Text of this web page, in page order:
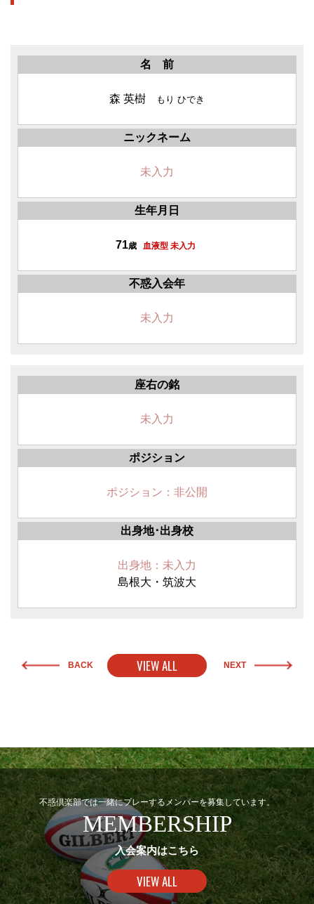
名 前
森 英樹 もり ひでき
ニックネーム
未入力
生年月日
71歳 血液型 未入力
不惑入会年
未入力
座右の銘
未入力
ポジション
ポジション：非公開
出身地･出身校
出身地：未入力
島根大・筑波大
BACK VIEW ALL NEXT
不惑倶楽部では一緒にプレーするメンバーを募集しています。
MEMBERSHIP
入会案内はこちら
VIEW ALL